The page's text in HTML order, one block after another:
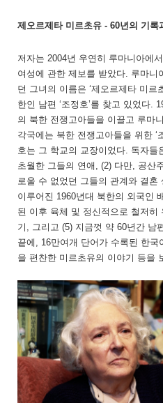
제오르제타 미르초유 - 60년의 기록
저자는 2004년 우연히 루마니아에
여성에 관한 제보를 받았다. 루마니
던 그녀의 이름은 ‘제오르제타 미르
한인 남편 ‘조정호’를 찾고 있었다.
의 북한 전쟁고아들을 이끌고 루마
각국에는 북한 전쟁고아들을 위한 ‘
호는 그 학교의 교장이었다. 독자들
초월한 그들의 연애, (2) 다만, 공산
로울 수 없었던 그들의 관계와 결혼
이루어진 1960년대 북한의 외국인
된 이후 육체 및 정신적으로 철저
기, 그리고 (5) 지금껏 약 60년간 남
끝에, 16만여개 단어가 수록된 한국
을 편찬한 미르초유의 이야기 등을